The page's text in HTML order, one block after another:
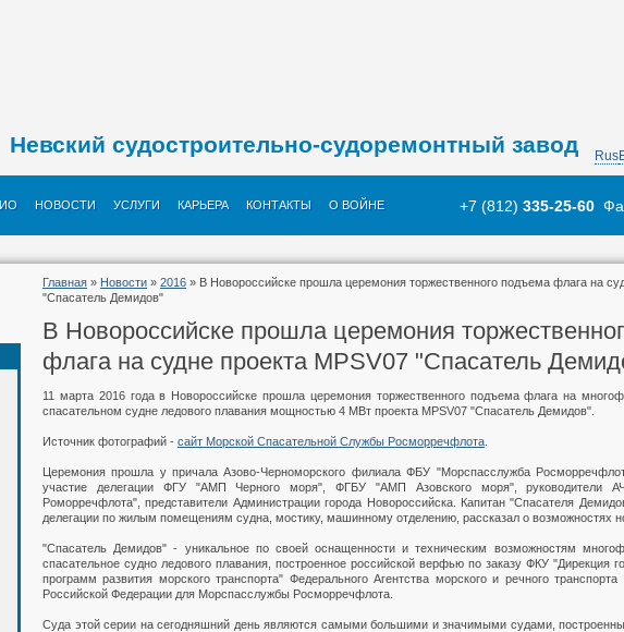
Невский судостроительно-судоремонтный завод Rus
НОВОСТИ УСЛУГИ КАРЬЕРА КОНТАКТЫ О ВОЙНЕ +7 (812) 335-25-60
Главная » Новости » 2016 » В Новороссийске прошла церемония торжественного подъема флага на
"Спасатель Демидов"
В Новороссийске прошла церемония
флага на судне проекта MPSV07 "Спасатель
11 марта 2016 года в Новороссийске прошла церемония торжественного подъема флага на
спасательном судне ледового плавания мощностью 4 МВт проекта MPSV07 "Спасатель Демидов".
Источник фотографий - сайт Морской Спасательной Службы Росморречфлота
Церемония прошла у причала Азово-Черноморского филиала ФБУ "Морспасслужба
участие делегации ФГУ "АМП Черного моря", ФГБУ "АМП Азовского моря", руководители
Роморречфлота", представители Администрации города Новороссийска. Капитан "Спасателя
делегации по жилым помещениям судна, мостику, машинному отделению, рассказал о возможностях
"Спасатель Демидов" - уникальное по своей оснащенности и техническим возможностям
спасательное судно ледового плавания, построенное российской верфью по заказу ФКУ "Дирекция
программ развития морского транспорта" Федерального Агентства морского и речного транспорта
Российской Федерации для Морспасслужбы Росморречфлота.
Суда этой серии на сегодняшний день являются самыми большими и значимыми судами,